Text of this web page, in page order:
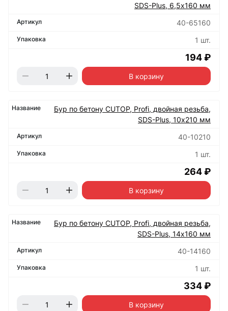
SDS-Plus, 6,5х160 мм
40-65160
1 шт.
194 ₽
В корзину
Бур по бетону CUTOP, Profi, двойная резьба,
SDS-Plus, 10х210 мм
40-10210
1 шт.
264 ₽
В корзину
Бур по бетону CUTOP, Profi, двойная резьба,
SDS-Plus, 14х160 мм
40-14160
1 шт.
334 ₽
В корзину